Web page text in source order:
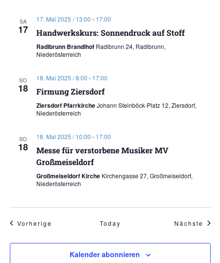
SA
17
17. Mai 2025 / 13:00 - 17:00
Handwerkskurs: Sonnendruck auf Stoff
Radlbrunn Brandlhof Radlbrunn 24, Radlbrunn,
Niederösterreich
SO
18
18. Mai 2025 / 8:00 - 17:00
Firmung Ziersdorf
Ziersdorf PfarrkircheJohann Steinböck-Platz 12, Ziersdorf,
Niederösterreich
SO
18
18. Mai 2025 / 10:00 - 17:00
Messe für verstorbene Musiker MV
Großmeiseldorf
Großmeiseldorf Kirche Kirchengasse 27, Großmeiseldorf,
Niederösterreich
Vorherige VeranstaltungenToday Nächste
Kalender abonnieren